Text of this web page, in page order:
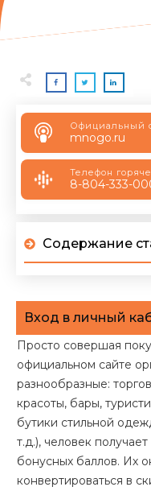
Официальный
mnogo.ru
Телефон
8-804-333-
Содержание
Вход в личный
Просто совершая
официальном сайте
разнообразные:
красоты, бары,
бутики стильной
т.д.), человек
бонусных баллов. Их
конвертироваться в